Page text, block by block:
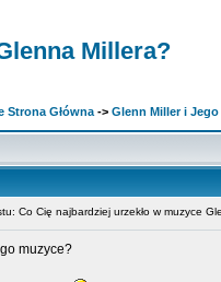
Millera?
Strona Główna -> Glenn Miller i
Co Cię najbardziej urzekło w muzyce
muzyce?